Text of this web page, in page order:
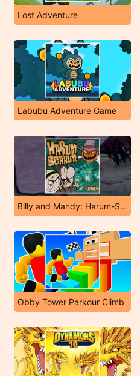
Lost Adventure
Labubu Adventure Game
Billy and Mandy: Harum-Scarum
Obby Tower Parkour Climb